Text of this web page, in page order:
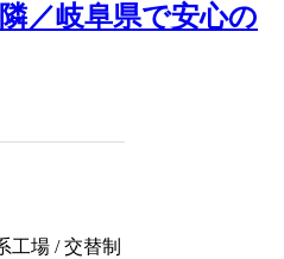
／岐阜県で安心の
工場 / 交替制